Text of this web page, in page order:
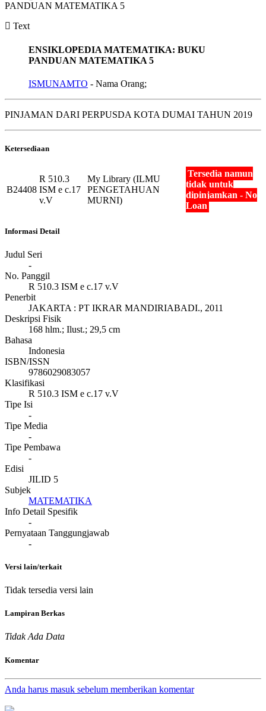
Text
ENSIKLOPEDIA MATEMATIKA: BUKU
PANDUAN MATEMATIKA 5
ISMUNAMTO - Nama Orang;
PINJAMAN DARI PERPUSDA KOTA DUMAI TAHUN 2019
Ketersediaan
B24408
R 510.3
ISM e c.17
v.V
My Library (ILMU
PENGETAHUAN
MURNI)
Tersedia namun
tidak untuk
dipinjamkan - No
Loan
Informasi Detail
Judul Seri
-
No. Panggil
R 510.3 ISM e c.17 v.V
Penerbit
JAKARTA : PT IKRAR MANDIRIABADI., 2011
Deskripsi Fisik
168 hlm.; Ilust.; 29,5 cm
Bahasa
Indonesia
ISBN/ISSN
9786029083057
Klasifikasi
R 510.3 ISM e c.17 v.V
Tipe Isi
-
Tipe Media
-
Tipe Pembawa
-
Edisi
JILID 5
Subjek
MATEMATIKA
Info Detail Spesifik
-
Pernyataan Tanggungjawab
-
Versi lain/terkait
Tidak tersedia versi lain
Lampiran Berkas
Tidak Ada Data
Komentar
Anda harus masuk sebelum memberikan komentar